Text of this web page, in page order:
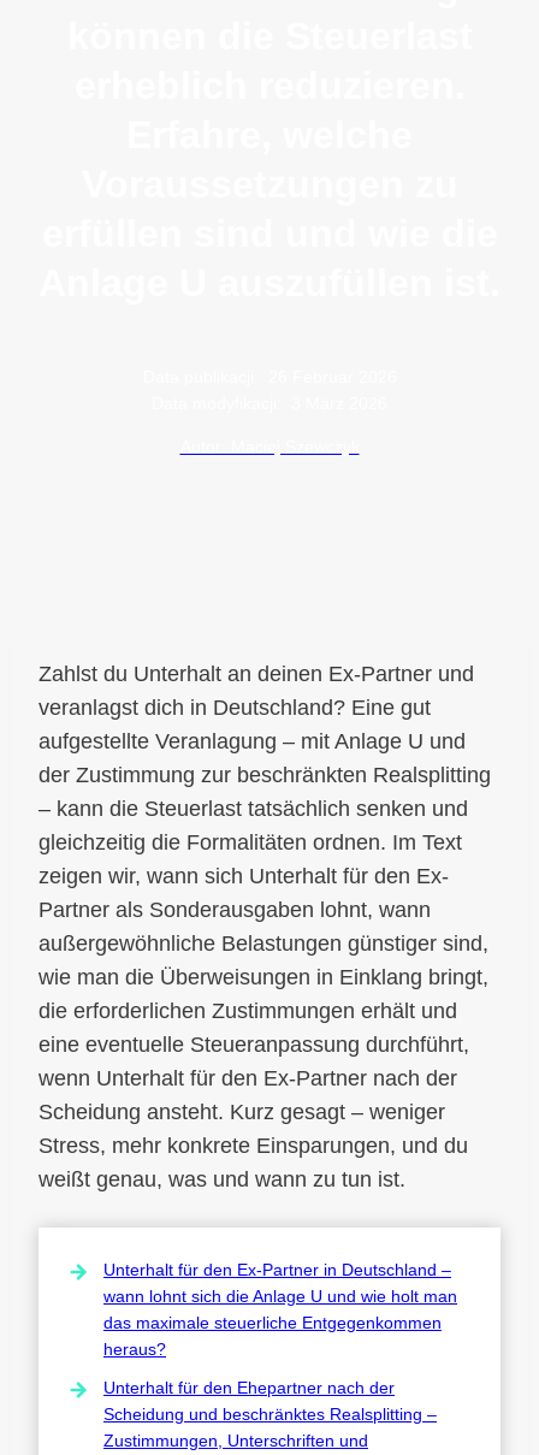
Zahlst du Unterhalt an deinen Ex-Partner und
veranlagst dich in Deutschland? Eine gut
aufgestellte Veranlagung – mit Anlage U und
der Zustimmung zur beschränkten Realsplitting
– kann die Steuerlast tatsächlich senken und
gleichzeitig die Formalitäten ordnen. Im Text
zeigen wir, wann sich Unterhalt für den Ex-
Partner als Sonderausgaben lohnt, wann
außergewöhnliche Belastungen günstiger sind,
wie man die Überweisungen in Einklang bringt,
die erforderlichen Zustimmungen erhält und
eine eventuelle Steueranpassung durchführt,
wenn Unterhalt für den Ex-Partner nach der
Scheidung ansteht. Kurz gesagt – weniger
Stress, mehr konkrete Einsparungen, und du
weißt genau, was und wann zu tun ist.
Unterhalt für den Ex-Partner in Deutschland –
wann lohnt sich die Anlage U und wie holt man
das maximale steuerliche Entgegenkommen
heraus?
Unterhalt für den Ehepartner nach der
Scheidung und beschränktes Realsplitting –
Zustimmungen, Unterschriften und